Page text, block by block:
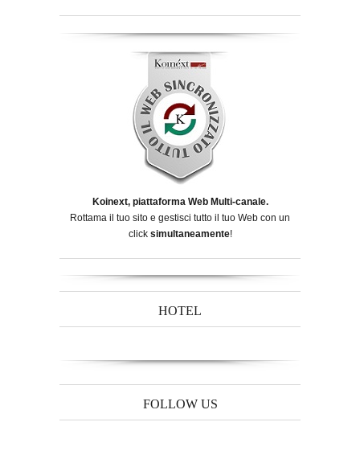
Koinext, piattaforma Web Multi-canale.
Rottama il tuo sito e gestisci tutto il tuo Web con un
click simultaneamente!
HOTEL
FOLLOW US